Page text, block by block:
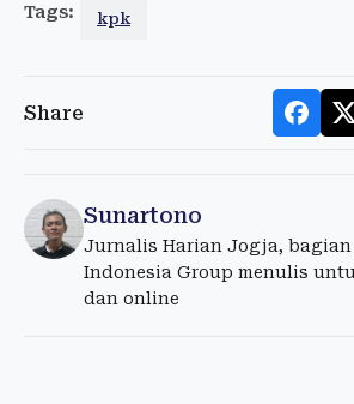
Tags: kpk
Share
Sunartono
Jurnalis Harian Jogja,
Indonesia Group menulis
dan online